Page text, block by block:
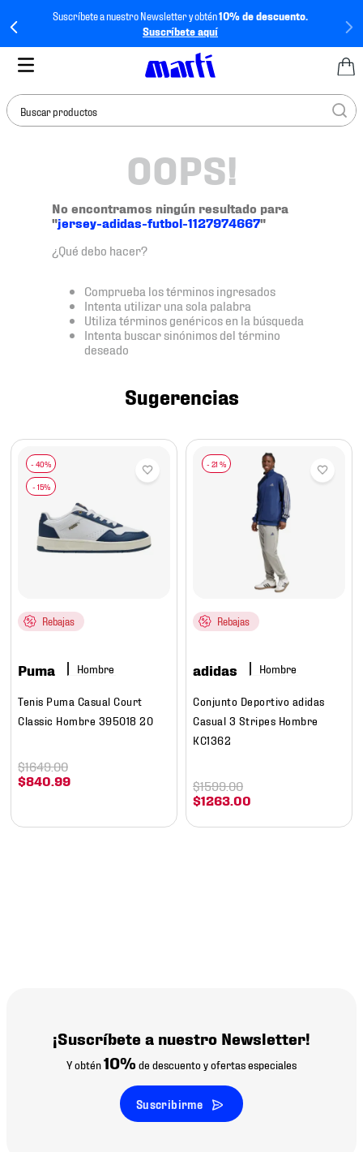
Suscríbete a nuestro Newsletter y obtén10% de descuento.
Suscríbete aquí
Buscar productos
OOPS!
No encontramos ningún resultado para
"jersey-adidas-futbol-1127974667"
¿Qué debo hacer?
Comprueba los términos ingresados
Intenta utilizar una sola palabra
Utiliza términos genéricos en la búsqueda
Intenta buscar sinónimos del término
deseado
Sugerencias
Rebajas
Puma Hombre
Tenis Puma Casual Court
Classic Hombre 395018 20
$840.99
$1649.00
- 21 %
Rebajas
adidas Hombre
Conjunto Deportivo adidas
Casual 3 Stripes Hombre
KC1362
$1263.00
$1599.00
¡Suscríbete a nuestro Newsletter!
Y obtén10% de descuento y ofertas especiales
Suscribirme
tenis mujer
tenis hombre
tenis
tenis futbol
mochila
10. tenis nike